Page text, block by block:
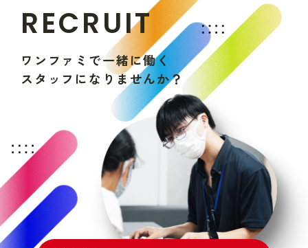
RECRUIT
ワ ン フ ァ ミ で一緒に働く
ス タ ッ フ にな りま せんか？